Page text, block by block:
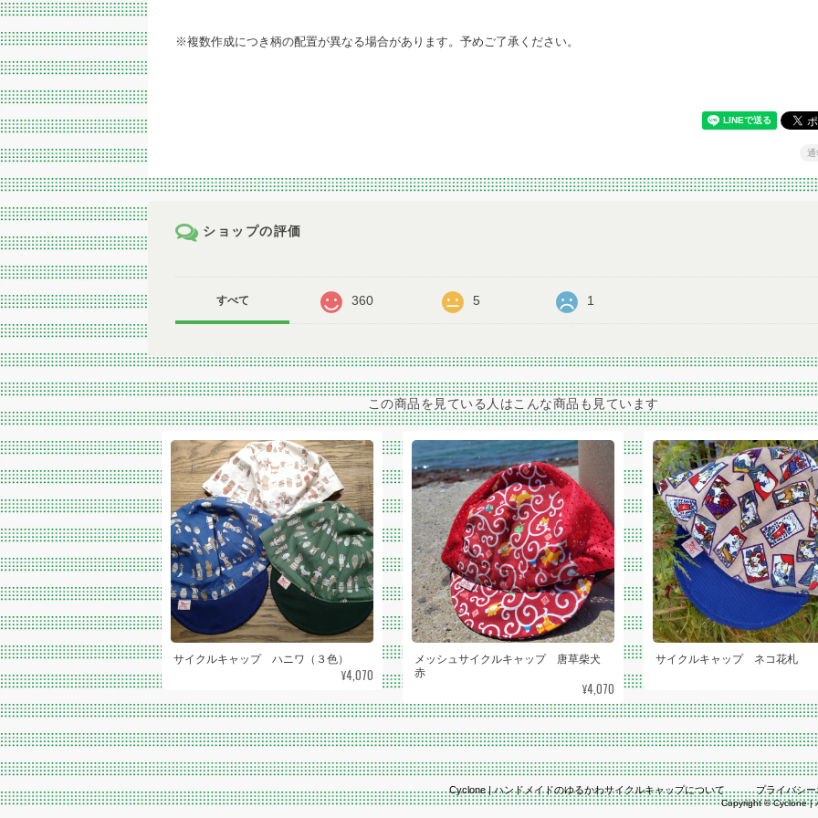
※複数作成につき柄の配置が異なる場合があります。予めご了承ください。
通
ショップの評価
すべて 360 5 1
この商品を見ている人はこんな商品も見ています
サイクルキャップ ハニワ（３色）
¥4,070
メッシュサイクルキャップ 唐草柴犬
赤
¥4,070
サイクルキャップ ネコ花札
Cyclone | ハンドメイドのゆるかわサイクルキャップについて プライバシ
Copyright © Cyclone |